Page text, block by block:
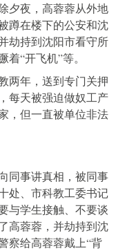
夕夜，高蓉蓉从外地
蹲在楼下的公安和沈
劫持到沈阳市看守所
“开飞机”等。
两年，送到专门关押
每天被强迫做奴工产
，但一直被单位非法
同事讲真相，被同事
处、市科教工委书记
与学生接触、不要谈
高蓉蓉，并劫持到沈
察给高蓉蓉戴上“背